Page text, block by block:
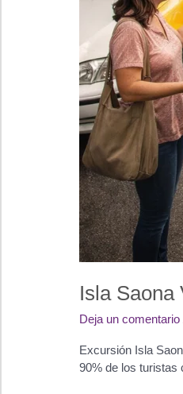
Isla Saona
Deja un comentario
Excursión Isla
90% de los turistas